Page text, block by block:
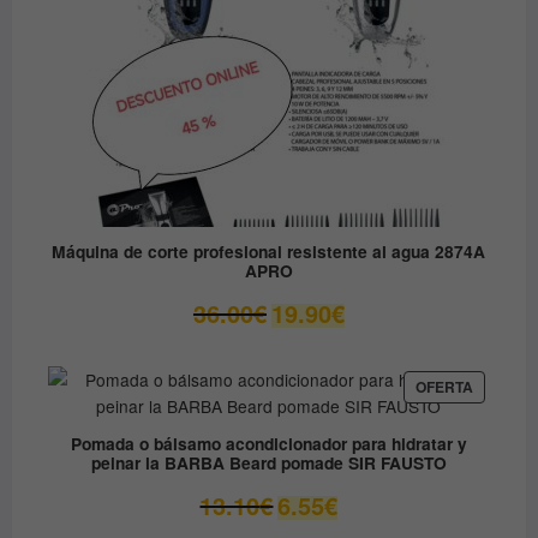
Máquina de corte profesional resistente al agua 2874A
APRO
36.00€ El
precio
era:
36.00€.
19.90€El
precio
es:
19.90€.
OFERTA
EN
Pomada o bálsamo acondicionador para hidratar y
peinar la BARBA Beard pomade SIR FAUSTO
13.10€El
precio
6.55€El
precio